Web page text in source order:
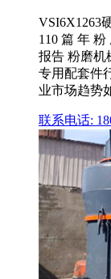
VSI6X1263
110 篇 年
报告 粉磨机
专用配套件
业市场趋势
联系电话: